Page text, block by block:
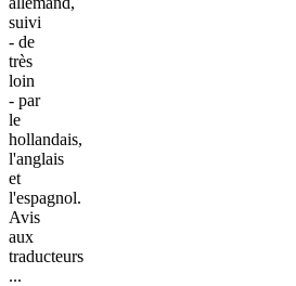
suivi
- de
très
loin
- par
le
hollandais,
l'anglais
et
l'espagnol.
Avis
aux
traducteurs
...